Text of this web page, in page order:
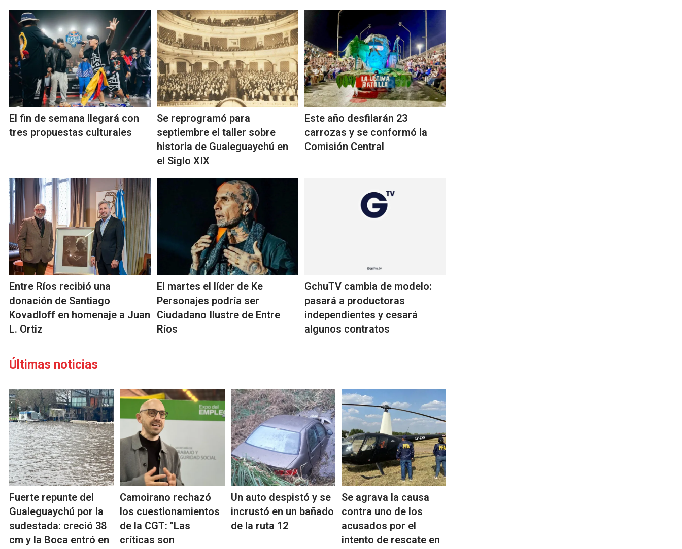
El fin de semana llegará con
tres propuestas culturales
Se reprogramó para
septiembre el taller sobre
historia de Gualeguaychú en
el Siglo XIX
Este año desfilarán 23
carrozas y se conformó la
Comisión Central
Entre Ríos recibió una
donación de Santiago
Kovadloff en homenaje a Juan
L. Ortiz
El martes el líder de Ke
Personajes podría ser
Ciudadano Ilustre de Entre
Ríos
GchuTV cambia de modelo:
pasará a productoras
independientes y cesará
algunos contratos
Últimas noticias
Fuerte repunte del
Gualeguaychú por la
sudestada: creció 38
cm y la Boca entró en
Camoirano rechazó
los cuestionamientos
de la CGT: "Las
críticas son
Un auto despistó y se
incrustó en un bañado
de la ruta 12
Se agrava la causa
contra uno de los
acusados por el
intento de rescate en